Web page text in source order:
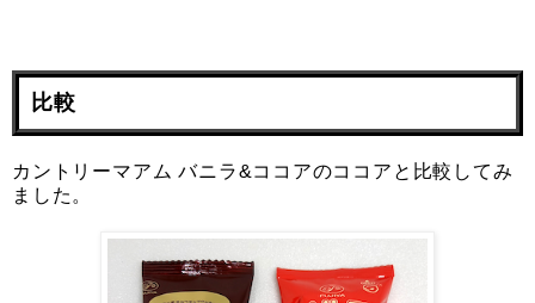
比較
カントリーマアム バニラ&ココアのココアと比較してみ
ました。